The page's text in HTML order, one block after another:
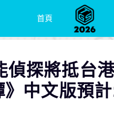
首頁
偵探將抵
中文版預